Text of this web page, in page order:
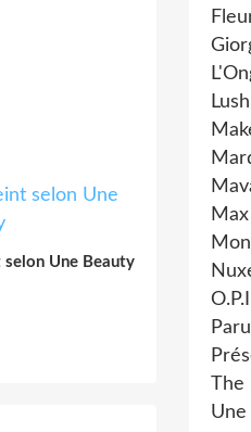
selon Une Beauty
Lush
The